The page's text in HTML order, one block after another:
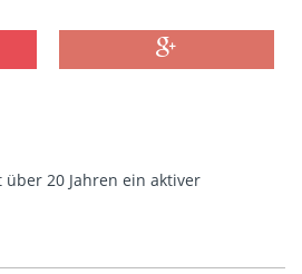
20 Jahren ein aktiver